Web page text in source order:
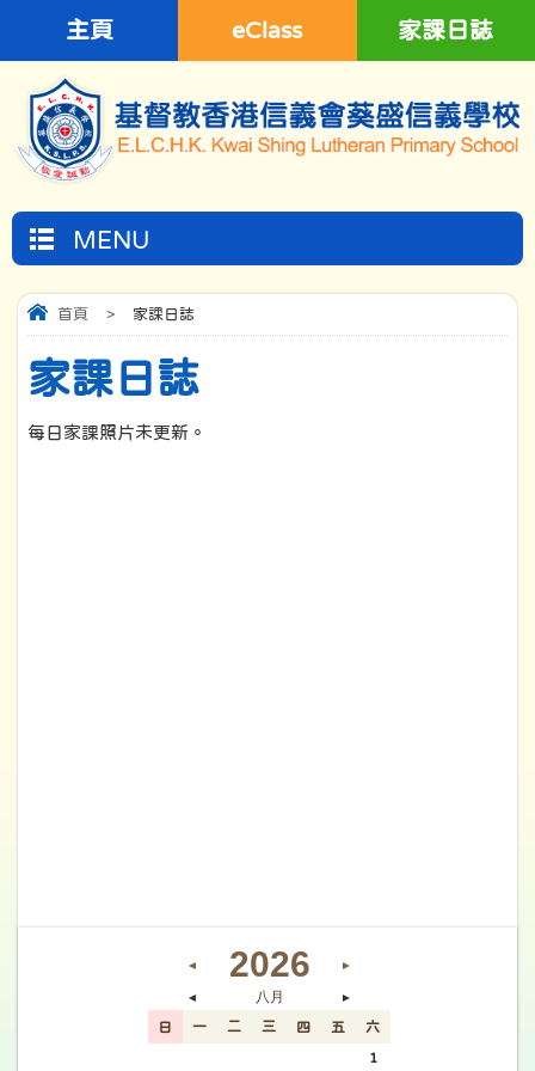
主頁 eClass 家課日誌
MENU
首頁 > 家課日誌
家課日誌
每日家課照片未更新。
◄ 2026 ►
◄ 八月 ►
日 一 二 三 四 五 六
1